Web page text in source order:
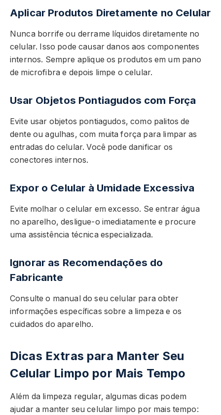
Aplicar Produtos Diretamente no Celular
Nunca borrife ou derrame líquidos diretamente no
celular. Isso pode causar danos aos componentes
internos. Sempre aplique os produtos em um pano
de microfibra e depois limpe o celular.
Usar Objetos Pontiagudos com Força
Evite usar objetos pontiagudos, como palitos de
dente ou agulhas, com muita força para limpar as
entradas do celular. Você pode danificar os
conectores internos.
Expor o Celular à Umidade Excessiva
Evite molhar o celular em excesso. Se entrar água
no aparelho, desligue-o imediatamente e procure
uma assistência técnica especializada.
Ignorar as Recomendações do
Fabricante
Consulte o manual do seu celular para obter
informações específicas sobre a limpeza e os
cuidados do aparelho.
Dicas Extras para Manter Seu
Celular Limpo por Mais Tempo
Além da limpeza regular, algumas dicas podem
ajudar a manter seu celular limpo por mais tempo: